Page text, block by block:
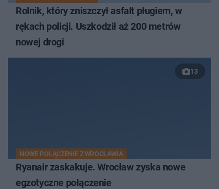
Rolnik, który zniszczył asfalt pługiem, w
rękach policji. Uszkodził aż 200 metrów
nowej drogi
13
NOWE POŁĄCZENIE Z WROCŁAWIA
Ryanair zaskakuje. Wrocław zyska nowe
egzotyczne połączenie